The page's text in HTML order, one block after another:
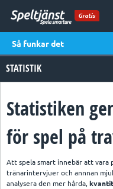
Gratis
Så funkar det
STATISTIK
Statistiken
för spel på
Att spela smart innebär att vara
tränarintervjuer och annnan
analysera den mer hårda,